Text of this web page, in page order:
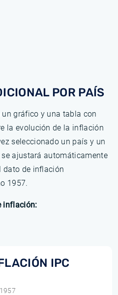
POR PAÍS
gráfico y una tabla con
la evolución de la inflación
seleccionado un país y un
ajustará automáticamente
dato de inflación
1957.
inflación:
IPC